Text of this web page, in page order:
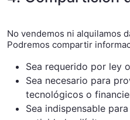
No vendemos ni alquilamos
Podremos compartir
Sea requerido por ley
Sea necesario para
tecnológicos o
Sea indispensable